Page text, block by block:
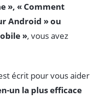
», « Comment
Android » ou
», vous avez
écrit pour vous aider
un la plus efficace